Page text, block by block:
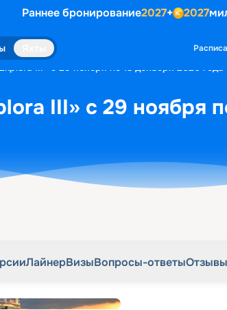
Раннее бронирование2027+ 2027
III» с 29 ноября по 13 декабря 2026 года
III» с 29 ноября
ЛайнерВизыВопросы-ответыОтзывы